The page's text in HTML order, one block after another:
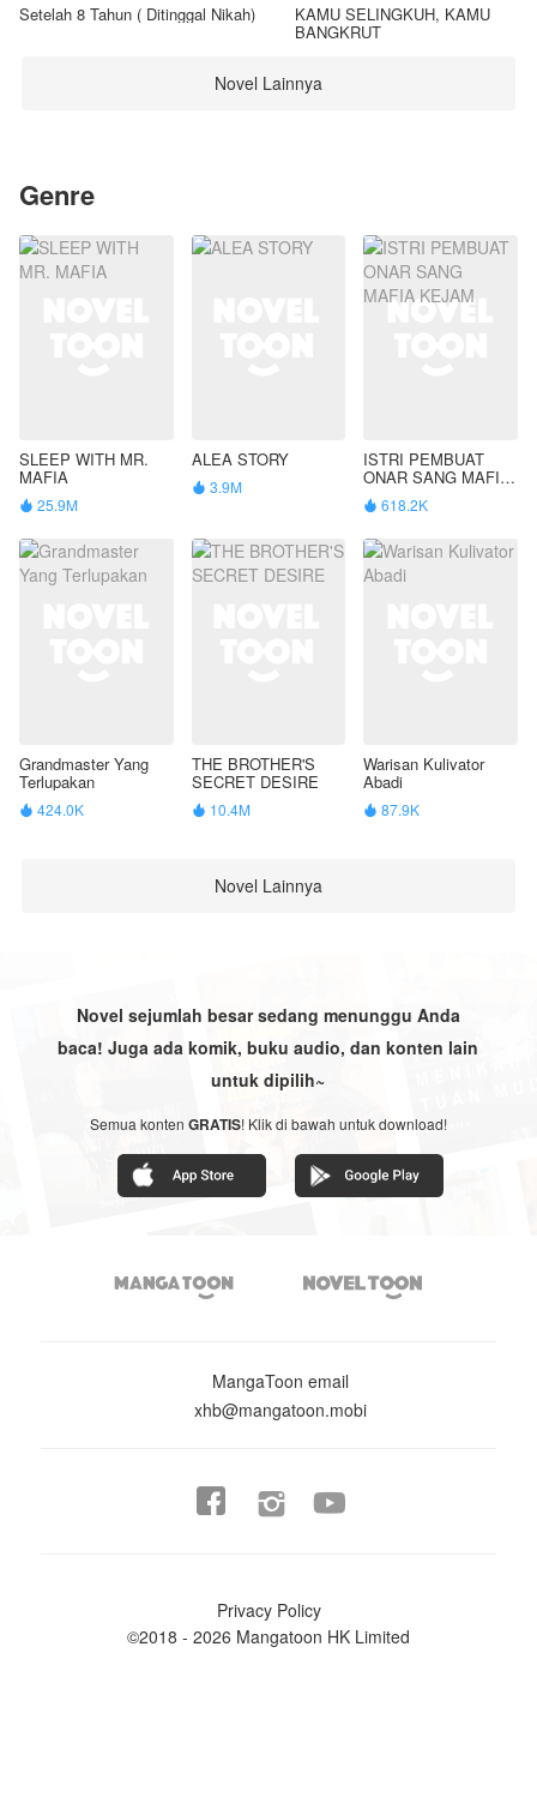
Setelah 8 Tahun ( Ditinggal Nikah) KAMU SELINGKUH, KAMU
BANGKRUT
Novel Lainnya
Genre
SLEEP WITH MR.
MAFIA
 25.9M
ALEA STORY
 3.9M
ISTRI PEMBUAT
ONAR SANG MAFIA
KEJAM
 618.2K
Grandmaster Yang
Terlupakan
 424.0K
THE BROTHER'S
SECRET DESIRE
 10.4M
Warisan Kulivator
Abadi
 87.9K
Novel Lainnya
Novel sejumlah besar sedang menunggu Anda
baca! Juga ada komik, buku audio, dan konten lain
untuk dipilih~
Semua konten GRATIS! Klik di bawah untuk download!
 
MangaToon email
xhb@mangatoon.mobi
 
Privacy Policy
©2018 - 2026 Mangatoon HK Limited